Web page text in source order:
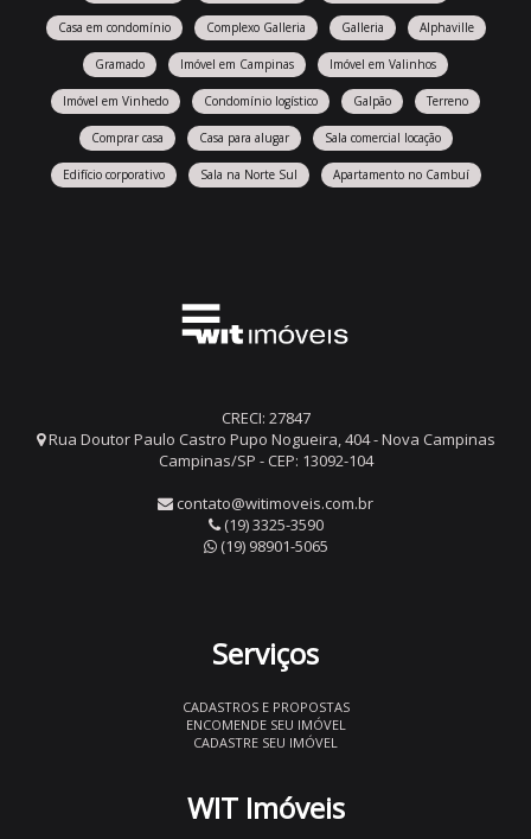
Casa em condomínio Complexo Galleria Galleria Alphaville
Gramado Imóvel em Campinas Imóvel em Valinhos
Imóvel em Vinhedo Condomínio logístico Galpão Terreno
Comprar casa Casa para alugar Sala comercial locação
Edifício corporativo Sala na Norte Sul Apartamento no Cambuí
CRECI: 27847
Rua Doutor Paulo Castro Pupo Nogueira, 404 - Nova Campinas
Campinas/SP - CEP: 13092-104
contato@witimoveis.com.br
(19) 3325-3590
(19) 98901-5065
Serviços
CADASTROS E PROPOSTAS
ENCOMENDE SEU IMÓVEL
CADASTRE SEU IMÓVEL
WIT Imóveis